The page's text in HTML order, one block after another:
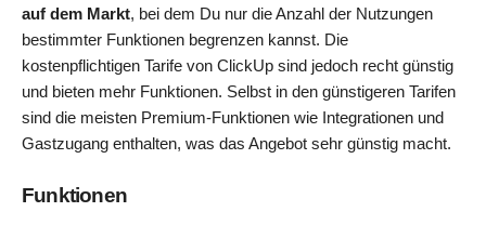
auf dem Markt, bei dem Du nur die Anzahl der Nutzungen
bestimmter Funktionen begrenzen kannst. Die
kostenpflichtigen Tarife von ClickUp sind jedoch recht günstig
und bieten mehr Funktionen. Selbst in den günstigeren Tarifen
sind die meisten Premium-Funktionen wie Integrationen und
Gastzugang enthalten, was das Angebot sehr günstig macht.
Funktionen